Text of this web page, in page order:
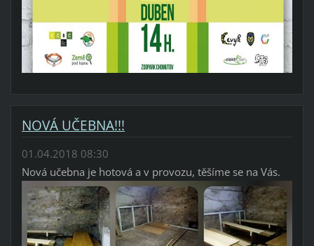
NOVÁ UČEBNA!!!
01.04.2018 08:30
Nová učebna je hotová a v provozu, těšíme se na Vás.